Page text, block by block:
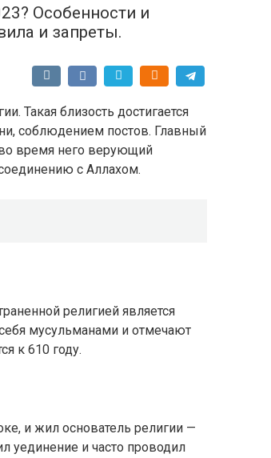
Особенности и
и запреты.
Такая близость достигается
соблюдением постов. Главный
время него верующий
с Аллахом.
религией является
мусульманами и отмечают
к 610 году.
и жил основатель религии —
уединение и часто проводил